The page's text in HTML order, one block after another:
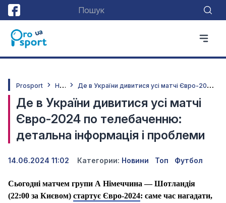
Prosport Н
овини Д
е в України дивитися усі матчі Євро-2024 по телебаченню: детальна інформація і проблеми
Де в України дивитися усі матчі
Євро-2024 по телебаченню:
детальна інформація і проблеми
14.06.2024 11:02 Категории: Новини Топ Футбол
Сьогодні матчем групи А Німеччина — Шотландія
(22:00 за Києвом) стартує Євро-2024: саме час нагадати,